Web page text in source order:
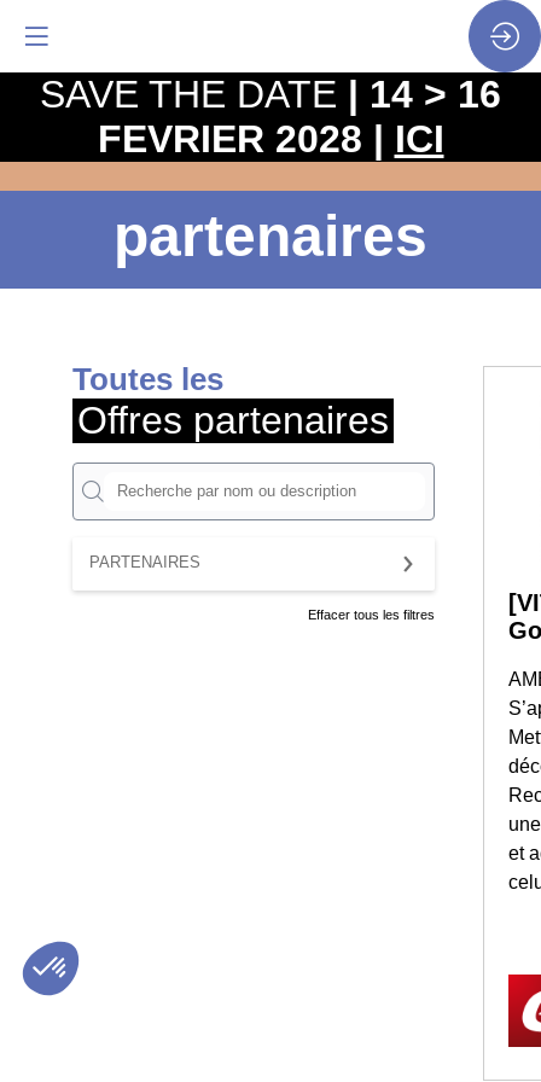
Offres
partenaires
Toutes les
Offres partenaires
PARTENAIRES
Effacer tous les filtres
et
SAVE THE DATE | 14 > 16
FEVRIER 2028 | ICI